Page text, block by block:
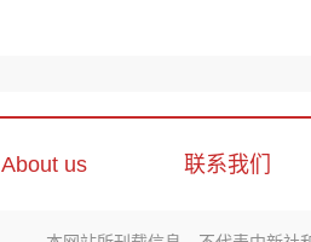
About us 联系我们